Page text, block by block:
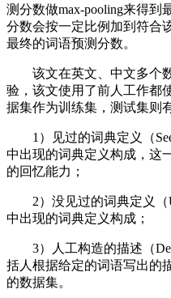
测分数做max-pooling来得到
分数会按一定比例加到符合
最终的词语预测分数。
该文在英文、中文多个数
验，该文使用了前人工作都
据集作为训练集，测试集则
1）见过的词典定义（
中出现的词典定义构成，这
的回忆能力；
2）没见过的词典定义（
中出现的词典定义构成；
3）人工构造的描述（
括人根据给定的词语写出的
的数据集。